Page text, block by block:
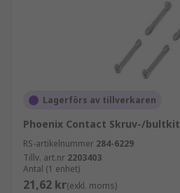
Lagerförs av tillverkaren
Phoenix Contact Skruv-/bultkit
RS-artikelnummer 284-6229
Tillv. art.nr 2203403
Antal (1 enhet)
21,62 kr(exkl. moms)